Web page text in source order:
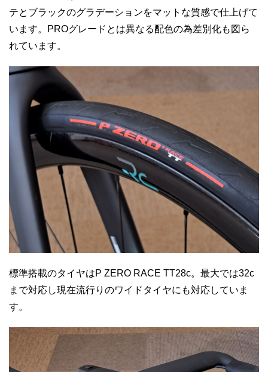
テとブラックのグラデーションをマットな質感で仕上げて
います。PROグレードとは異なる配色の為差別化も図ら
れています。
標準搭載のタイヤはP ZERO RACE TT28c。最大では32c
まで対応し現在流行りのワイドタイヤにも対応していま
す。